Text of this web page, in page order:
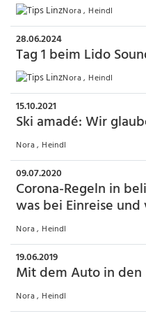
Nora , Heindl
28.06.2024
Tag 1 beim Lido
Nora , Heindl
15.10.2021
Ski amadé: Wir
Nora , Heindl
09.07.2020
Corona-Regeln in
was bei Einreise
Nora , Heindl
19.06.2019
Mit dem Auto in den
Nora , Heindl